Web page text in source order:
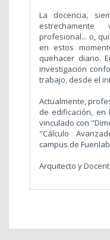
La docencia,
profesional... o,
en estos
quehacer diario.
investigación
trabajo, desde el
Actualmente,
de edificación, en
vinculado con
"Cálculo
campus de
Arquitecto y